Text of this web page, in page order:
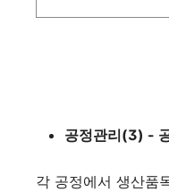
공정관리(3) -
각 공정에서 생산품